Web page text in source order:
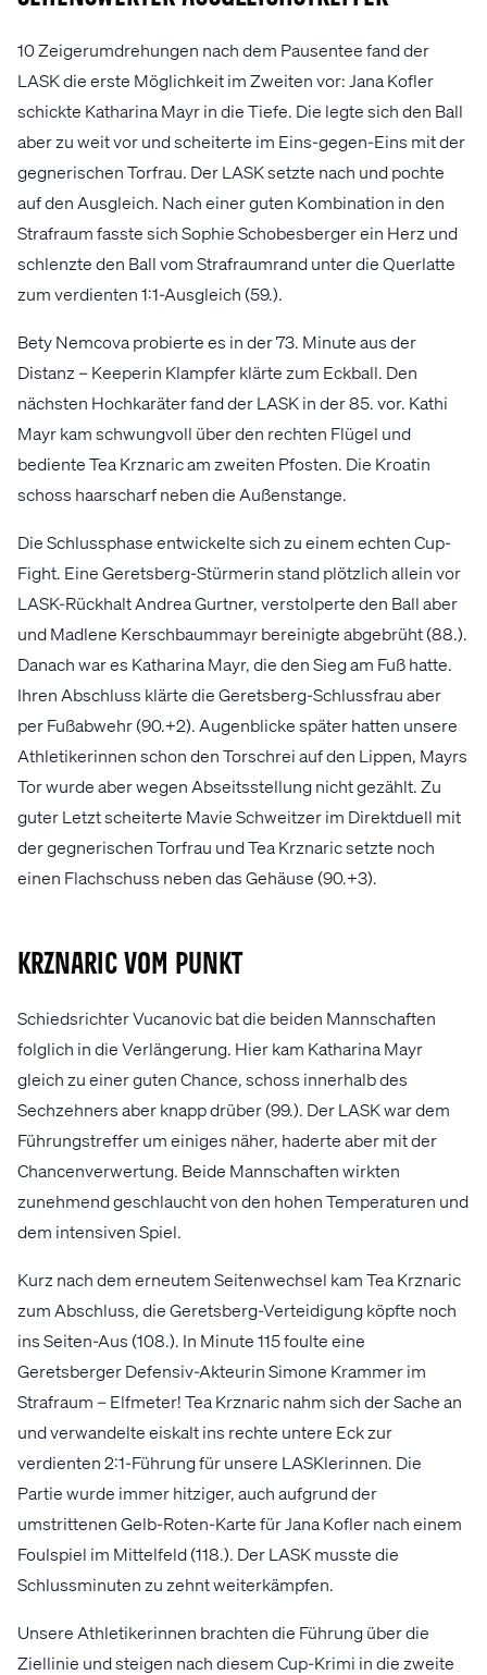
10 Zeigerumdrehungen nach dem Pausentee fand der
LASK die erste Möglichkeit im Zweiten vor: Jana Kofler
schickte Katharina Mayr in die Tiefe. Die legte sich den Ball
aber zu weit vor und scheiterte im Eins-gegen-Eins mit der
gegnerischen Torfrau. Der LASK setzte nach und pochte
auf den Ausgleich. Nach einer guten Kombination in den
Strafraum fasste sich Sophie Schobesberger ein Herz und
schlenzte den Ball vom Strafraumrand unter die Querlatte
zum verdienten 1:1-Ausgleich (59.).
Bety Nemcova probierte es in der 73. Minute aus der
Distanz – Keeperin Klampfer klärte zum Eckball. Den
nächsten Hochkaräter fand der LASK in der 85. vor. Kathi
Mayr kam schwungvoll über den rechten Flügel und
bediente Tea Krznaric am zweiten Pfosten. Die Kroatin
schoss haarscharf neben die Außenstange.
Die Schlussphase entwickelte sich zu einem echten Cup-
Fight. Eine Geretsberg-Stürmerin stand plötzlich allein vor
LASK-Rückhalt Andrea Gurtner, verstolperte den Ball aber
und Madlene Kerschbaummayr bereinigte abgebrüht (88.).
Danach war es Katharina Mayr, die den Sieg am Fuß hatte.
Ihren Abschluss klärte die Geretsberg-Schlussfrau aber
per Fußabwehr (90.+2). Augenblicke später hatten unsere
Athletikerinnen schon den Torschrei auf den Lippen, Mayrs
Tor wurde aber wegen Abseitsstellung nicht gezählt. Zu
guter Letzt scheiterte Mavie Schweitzer im Direktduell mit
der gegnerischen Torfrau und Tea Krznaric setzte noch
einen Flachschuss neben das Gehäuse (90.+3).
Krznaric vom Punkt
Schiedsrichter Vucanovic bat die beiden Mannschaften
folglich in die Verlängerung. Hier kam Katharina Mayr
gleich zu einer guten Chance, schoss innerhalb des
Sechzehners aber knapp drüber (99.). Der LASK war dem
Führungstreffer um einiges näher, haderte aber mit der
Chancenverwertung. Beide Mannschaften wirkten
zunehmend geschlaucht von den hohen Temperaturen und
dem intensiven Spiel.
Kurz nach dem erneutem Seitenwechsel kam Tea Krznaric
zum Abschluss, die Geretsberg-Verteidigung köpfte noch
ins Seiten-Aus (108.). In Minute 115 foulte eine
Geretsberger Defensiv-Akteurin Simone Krammer im
Strafraum – Elfmeter! Tea Krznaric nahm sich der Sache an
und verwandelte eiskalt ins rechte untere Eck zur
verdienten 2:1-Führung für unsere LASKlerinnen. Die
Partie wurde immer hitziger, auch aufgrund der
umstrittenen Gelb-Roten-Karte für Jana Kofler nach einem
Foulspiel im Mittelfeld (118.). Der LASK musste die
Schlussminuten zu zehnt weiterkämpfen.
Unsere Athletikerinnen brachten die Führung über die
Ziellinie und steigen nach diesem Cup-Krimi in die zweite